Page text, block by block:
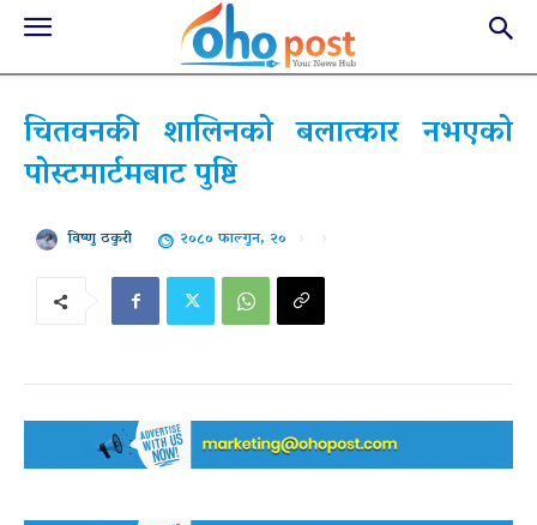
चितवनकी शालिनको बलात्कार नभएको
पोस्टमार्टमबाट पुष्टि
विष्णु ठकुरी २०८० फाल्गुन, २०